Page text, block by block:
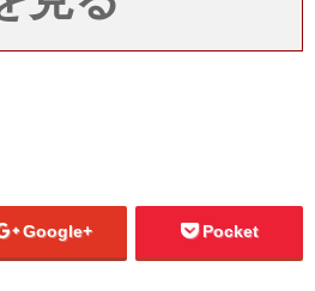
Google+ Pocket